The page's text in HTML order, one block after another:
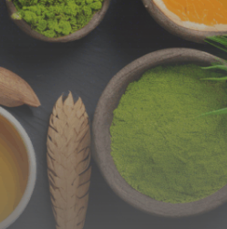
4 juillet 2025